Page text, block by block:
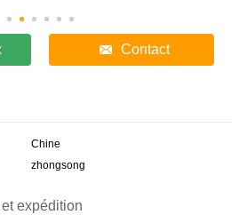
Contact
Chine
zhongsong
expédition